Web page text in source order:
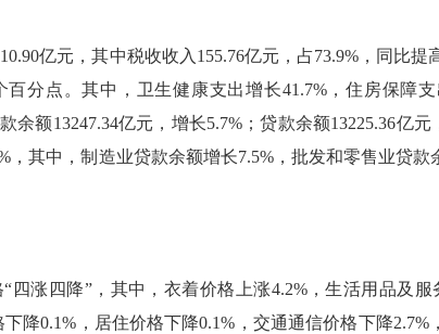
亿元，其中税收收入155.76亿元，占73.9%，同比提
百分点。其中，卫生健康支出增长41.7%，住房保障支
余额13247.34亿元，增长5.7% ；贷款余额13225.36亿元
，其中 ，制造业贷款余额增长7.5%，批发和零售业贷款
“ 四涨四降”，其中，衣着价格上涨4.2%，生活用品及服
下降0.1% ，居住价格下降0.1% ，交通通信价格下降2.7%